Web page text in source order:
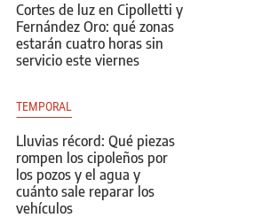
Cortes de luz en Cipolletti y
Fernández Oro: qué zonas
estarán cuatro horas sin
servicio este viernes
TEMPORAL
Lluvias récord: Qué piezas
rompen los cipoleños por
los pozos y el agua y
cuánto sale reparar los
vehículos